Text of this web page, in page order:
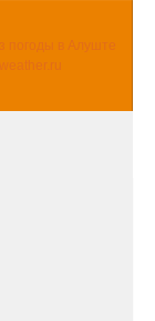
погоды в Алуште